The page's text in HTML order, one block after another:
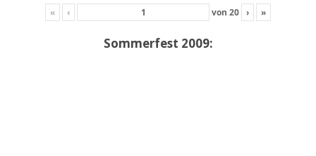
« ‹ von 20 › »
Sommerfest 2009: